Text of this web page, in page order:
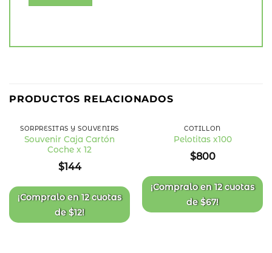
PRODUCTOS RELACIONADOS
SORPRESITAS Y SOUVENIRS
Souvenir Caja Cartón
Coche x 12
$144
¡Compralo en12 cuotas
de$12!
de
deseos
COTILLÓN
Pelotitas x100
$800
¡Compralo en12 cuotas
de$67!